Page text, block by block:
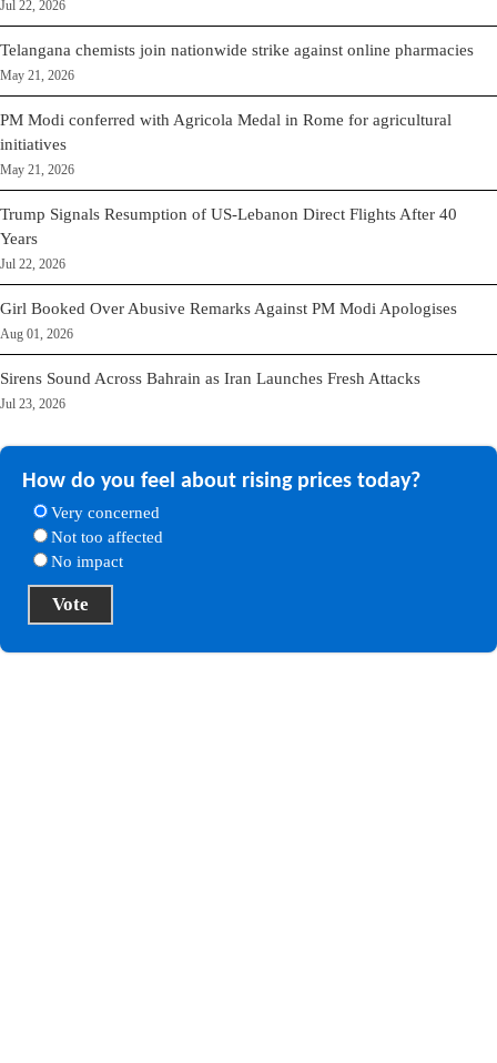
Jul 22, 2026
Telangana chemists join nationwide strike against online pharmacies
May 21, 2026
PM Modi conferred with Agricola Medal in Rome for agricultural
initiatives
May 21, 2026
Trump Signals Resumption of US-Lebanon Direct Flights After 40
Years
Jul 22, 2026
Girl Booked Over Abusive Remarks Against PM Modi Apologises
Aug 01, 2026
Sirens Sound Across Bahrain as Iran Launches Fresh Attacks
Jul 23, 2026
How do you feel about rising prices today?
Very concerned
Not too affected
No impact